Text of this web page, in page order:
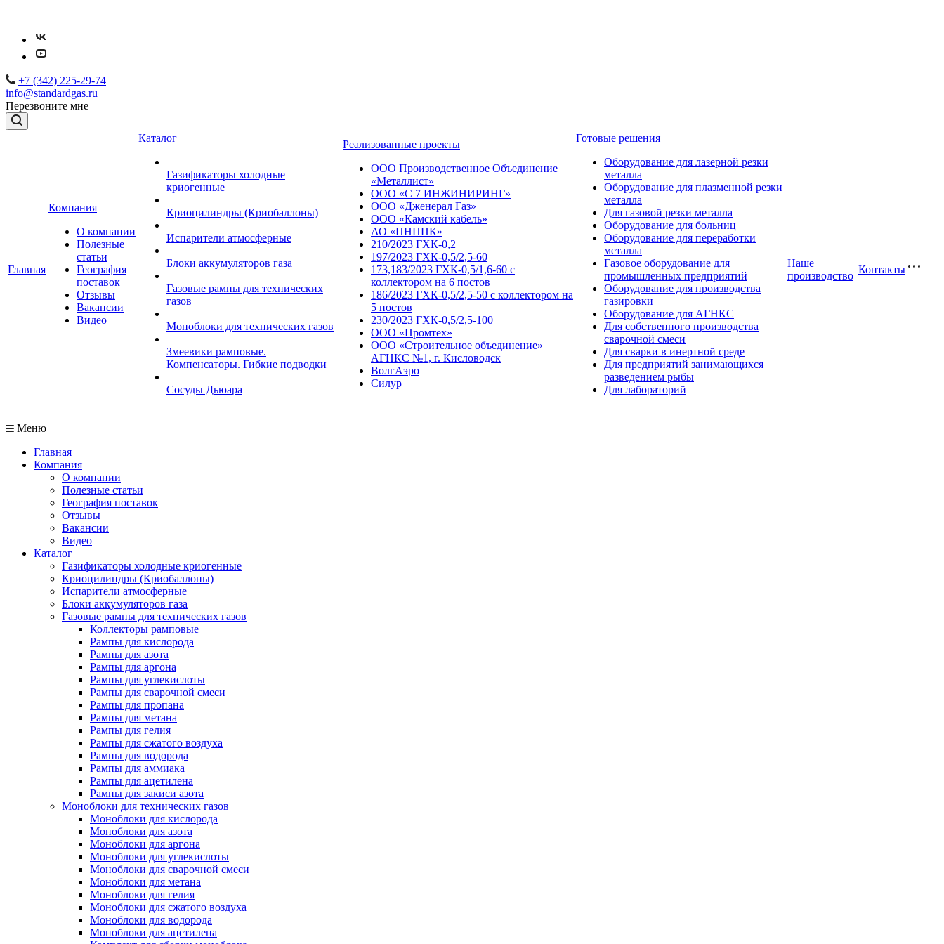
+7 (342) 225-29-74
info@standardgas.ru
Перезвоните мне
Главная
Компания
О компании
Полезные
статьи
География
поставок
Отзывы
Вакансии
Видео
Каталог
Газификаторы холодные
криогенные
Криоцилиндры (Криобаллоны)
Испарители атмосферные
Блоки аккумуляторов газа
Газовые рампы для технических
газов
Моноблоки для технических газов
Змеевики рамповые.
Компенсаторы. Гибкие подводки
Сосуды Дьюара
Реализованные проекты
ООО Производственное Объединение
«Металлист»
ООО «С 7 ИНЖИНИРИНГ»
ООО «Дженерал Газ»
ООО «Камский кабель»
АО «ПНППК»
210/2023 ГХК-0,2
197/2023 ГХК-0,5/2,5-60
173,183/2023 ГХК-0,5/1,6-60 с
коллектором на 6 постов
186/2023 ГХК-0,5/2,5-50 с коллектором на
5 постов
230/2023 ГХК-0,5/2,5-100
ООО «Промтех»
ООО «Строительное объединение»
АГНКС №1, г. Кисловодск
ВолгАэро
Силур
Готовые решения
Оборудование для лазерной резки
металла
Оборудование для плазменной резки
металла
Для газовой резки металла
Оборудование для больниц
Оборудование для переработки
металла
Газовое оборудование для
промышленных предприятий
Оборудование для производства
газировки
Оборудование для АГНКС
Для собственного производства
сварочной смеси
Для сварки в инертной среде
Для предприятий занимающихся
разведением рыбы
Для лабораторий
Наше
производство
Контакты
Меню
Главная
Компания
О компании
Полезные статьи
География поставок
Отзывы
Вакансии
Видео
Каталог
Газификаторы холодные криогенные
Криоцилиндры (Криобаллоны)
Испарители атмосферные
Блоки аккумуляторов газа
Газовые рампы для технических газов
Коллекторы рамповые
Рампы для кислорода
Рампы для азота
Рампы для аргона
Рампы для углекислоты
Рампы для сварочной смеси
Рампы для пропана
Рампы для метана
Рампы для гелия
Рампы для сжатого воздуха
Рампы для водорода
Рампы для аммиака
Рампы для ацетилена
Рампы для закиси азота
Моноблоки для технических газов
Моноблоки для кислорода
Моноблоки для азота
Моноблоки для аргона
Моноблоки для углекислоты
Моноблоки для сварочной смеси
Моноблоки для метана
Моноблоки для гелия
Моноблоки для сжатого воздуха
Моноблоки для водорода
Моноблоки для ацетилена